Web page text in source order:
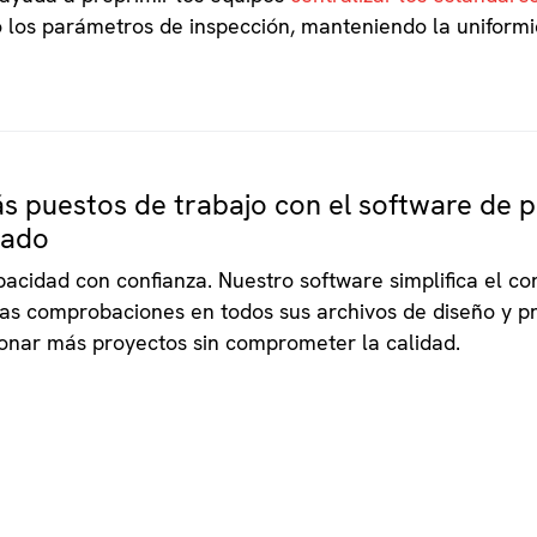
parámetros de inspección, manteniendo la
puestos de trabajo con el software de
con confianza. Nuestro software simplifica el
comprobaciones en todos sus archivos de diseño y
más proyectos sin comprometer la calidad.